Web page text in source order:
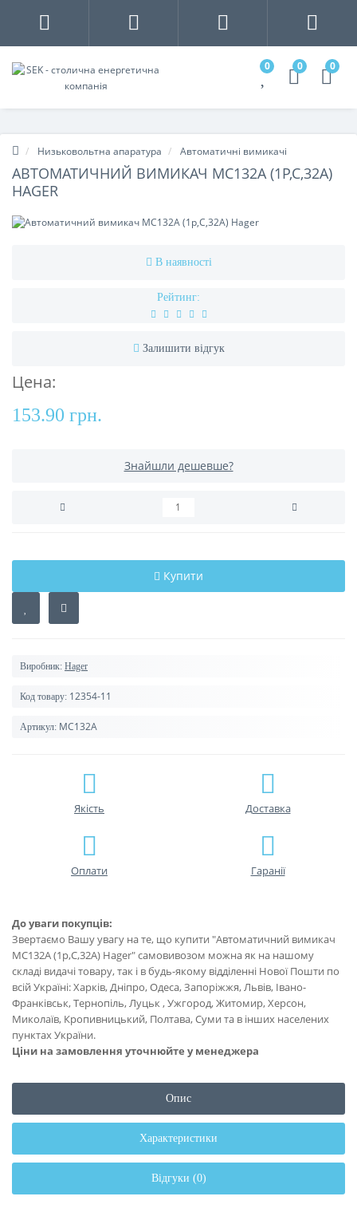
0 0 0
Низьковольтна апаратура Автоматичні вимикачі
АВТОМАТИЧНИЙ ВИМИКАЧ MC132A (1Р,С,32А)
HAGER
В наявності
Рейтинг:
Залишити відгук
Цена:
153.90 грн.
Знайшли дешевше?
Купити
Виробник: Hager
Код товару: 12354-11
Артикул: MC132A
Якість Доставка
Оплати Гаранії
До уваги покупців:
Звертаємо Вашу увагу на те, що купити "Автоматичний вимикач
MC132A (1р,С,32А) Hager" самовивозом можна як на нашому
складі видачі товару, так і в будь-якому відділенні Нової Пошти по
всій Україні: Харків, Дніпро, Одеса, Запоріжжя, Львів, Івано-
Франківськ, Тернопіль, Луцьк , Ужгород, Житомир, Херсон,
Миколаїв, Кропивницький, Полтава, Суми та в інших населених
пунктах України.
Ціни на замовлення уточнюйте у менеджера
Опис
Характеристики
Відгуки (0)